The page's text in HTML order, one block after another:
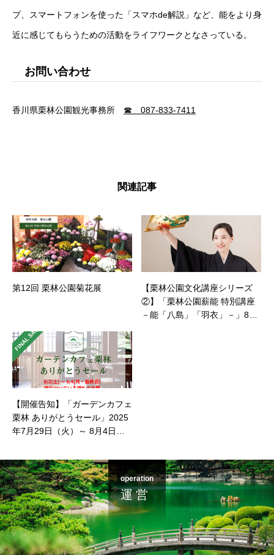
プ、スマートフォンを使った「スマホde解説」など、能をより身
近に感じてもらうための活動をライフワークとなさっている。
お問い合わせ
香川県栗林公園観光事務所 ☎ 087-833-7411
関連記事
第12回 栗林公園菊花展
【栗林公園文化講座シリーズ
②】「栗林公園薪能 特別講座
－能「八島」「羽衣」－」8月
【開催告知】「ガーデンカフェ
栗林 ありがとうセール」2025
年7月29日（火）～ 8月4日
operation
運 営